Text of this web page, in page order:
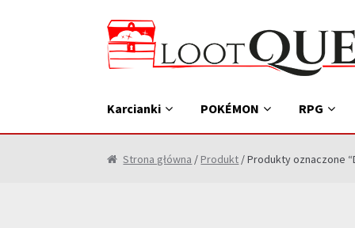
do
nawigacji
do
treści
Karcianki POKÉMON RPG
Strona główna / Produkt / Produkty oznaczone